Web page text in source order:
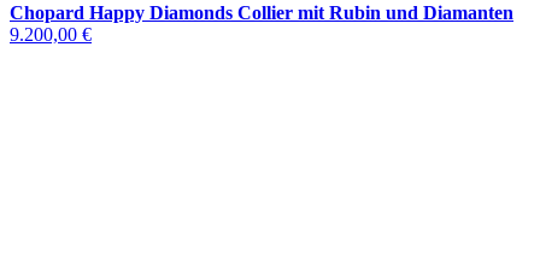
Chopard Happy Diamonds Collier mit Rubin und Diamanten
9.200,00 €